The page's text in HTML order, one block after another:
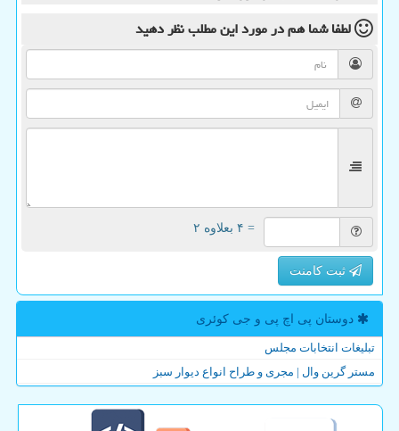
لطفا شما همدر مورد این مطلبنظر دهید
= ۴ بعلاوه ۲
ثبت کامنت
دوستان پی اچ پی و جی كوئری
تبلیغات انتخابات مجلس
مستر گرین وال | مجری و طراح انواع دیوار سبز